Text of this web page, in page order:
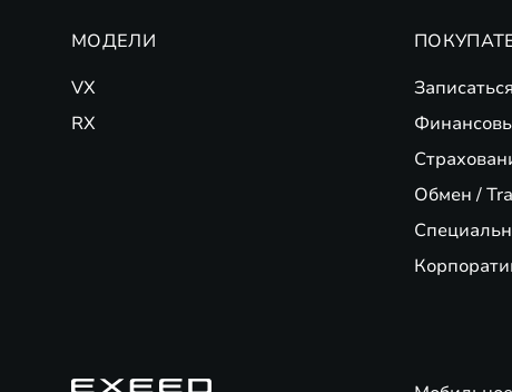
МОДЕЛИ
VX
RX
Обмен /